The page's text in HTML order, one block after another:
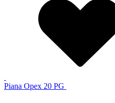
Piana Орех 20 PG